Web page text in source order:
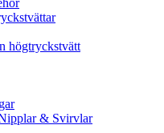
högtryckstvätt
& Svirvlar